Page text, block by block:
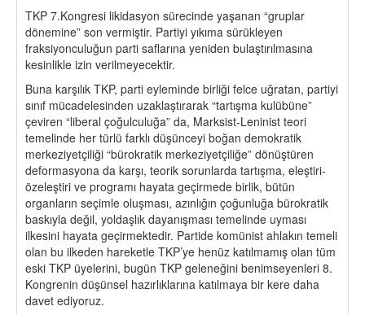
TKP 7.Kongresi likidasyon sürecinde yaşanan “gruplar
dönemine” son vermiştir. Partiyi yıkıma sürükleyen
fraksiyonculuğun parti saflarına yeniden bulaştırılmasına
kesinlikle izin verilmeyecektir.
Buna karşılık TKP, parti eyleminde birliği felce uğratan, partiyi
sınıf mücadelesinden uzaklaştırarak “tartışma kulübüne”
çeviren “liberal çoğulculuğa” da, Marksist-Leninist teori
temelinde her türlü farklı düşünceyi boğan demokratik
merkeziyetçiliği “bürokratik merkeziyetçiliğe” dönüştüren
deformasyona da karşı, teorik sorunlarda tartışma, eleştiri-
özeleştiri ve programı hayata geçirmede birlik, bütün
organların seçimle oluşması, azınlığın çoğunluğa bürokratik
baskıyla değil, yoldaşlık dayanışması temelinde uyması
ilkesini hayata geçirmektedir. Partide komünist ahlakın temeli
olan bu ilkeden hareketle TKP’ye henüz katılmamış olan tüm
eski TKP üyelerini, bugün TKP geleneğini benimseyenleri 8.
Kongrenin düşünsel hazırlıklarına katılmaya bir kere daha
davet ediyoruz.